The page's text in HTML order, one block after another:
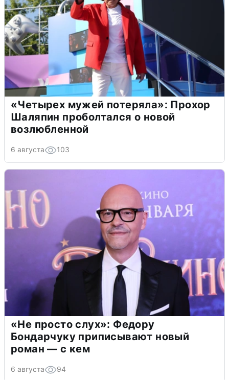
«Четырех мужей потеряла»: Прохор
Шаляпин проболтался о новой
возлюбленной
6 августа 103
«Не просто слух»: Федору
Бондарчуку приписывают новый
роман — с кем
6 августа 94